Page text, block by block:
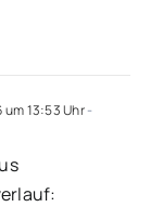
um 13:53 Uhr-